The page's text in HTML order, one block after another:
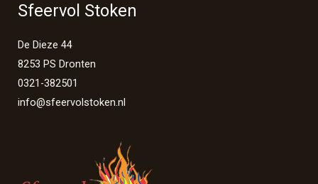
Sfeervol Stoken
De Dieze 44
8253 PS Dronten
0321-382501
info@sfeervolstoken.nl